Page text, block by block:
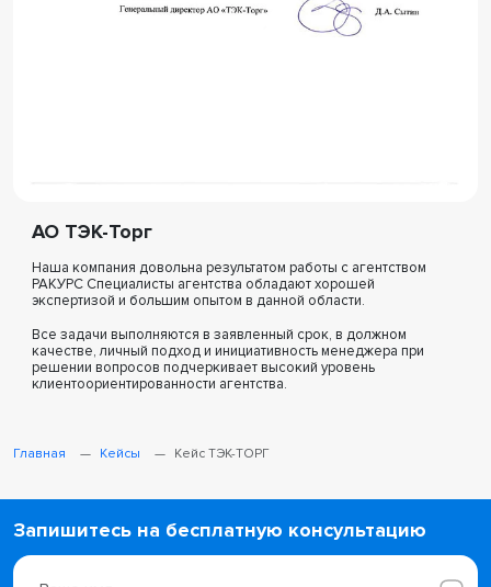
АО ТЭК-Торг
Наша компания довольна результатом работы с агентством
РАКУРС Специалисты агентства обладают хорошей
экспертизой и большим опытом в данной области.
Все задачи выполняются в заявленный срок, в должном
качестве, личный подход и инициативность менеджера при
решении вопросов подчеркивает высокий уровень
клиентоориентированности агентства.
Главная Кейсы Кейс ТЭК-ТОРГ
Запишитесь на бесплатную консультацию